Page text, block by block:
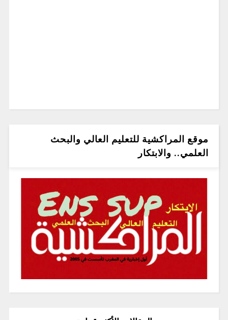
موقع المراكشية للتعليم العالي والبحث
العلمي.. والابتكار